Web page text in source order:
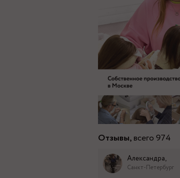
Отзывы,всего 974
Александра,
Санкт-Петербург